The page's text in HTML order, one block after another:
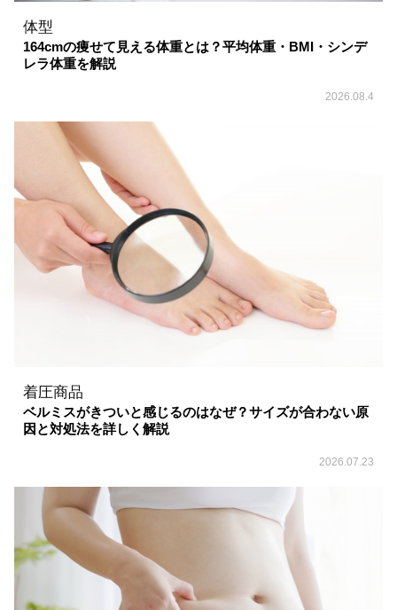
体型
164cmの痩せて見える体重とは？平均体重・BMI・シンデ
レラ体重を解説
2026.08.4
着圧商品
ベルミスがきついと感じるのはなぜ？サイズが合わない原
因と対処法を詳しく解説
2026.07.23